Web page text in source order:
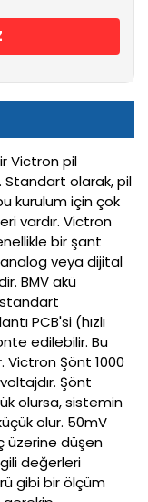
Victron pil
Standart olarak, pil
kurulum için çok
vardır. Victron
bir şant
veya dijital
BMV akü
PCB'si (hızlı
edilebilir. Bu
Victron Şönt 1000
Şönt
olursa, sistemin
olur. 50mV
üzerine düşen
değerleri
gibi bir ölçüm